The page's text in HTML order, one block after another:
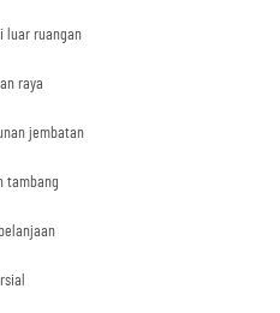
luar ruangan
raya
jembatan
tambang